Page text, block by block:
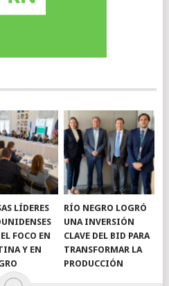
LÍDERES
FOCO EN
Y EN
RÍO NEGRO LOGRÓ
UNA INVERSIÓN
CLAVE DEL BID PARA
TRANSFORMAR LA
PRODUCCIÓN